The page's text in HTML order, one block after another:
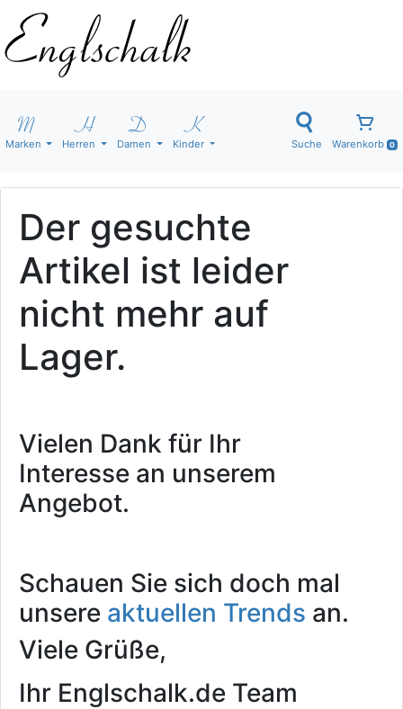
Marken Herren Damen Kinder Suche Warenkorb 0
Der gesuchte
Artikel ist leider
nicht mehr auf
Lager.
Vielen Dank für Ihr
Interesse an unserem
Angebot.
Schauen Sie sich doch mal
unsere aktuellen Trends an.
Viele Grüße,
Ihr Englschalk.de Team